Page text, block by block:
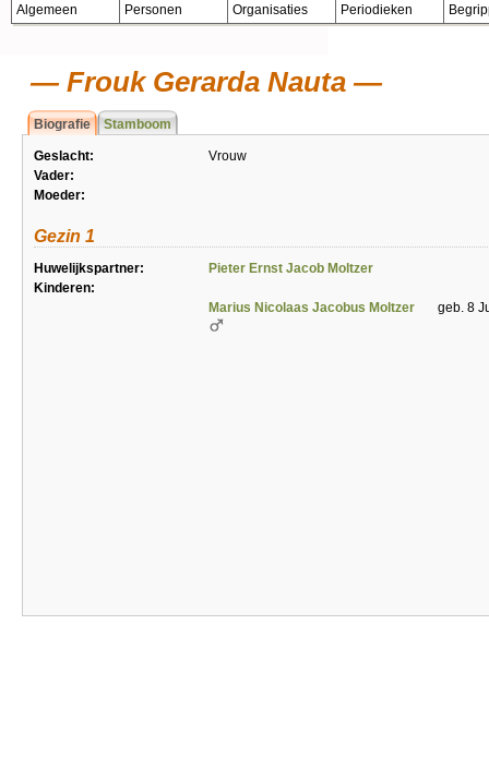
Algemeen Personen Organisaties Periodieken
Frouk Gerarda Nauta
Biografie Stamboom
Geslacht:
Vrouw
Vader:
Moeder:
Gezin 1
Huwelijkspartner:
Pieter Ernst Jacob Moltzer
Kinderen:
Marius Nicolaas Jacobus Moltzer
geb. 8